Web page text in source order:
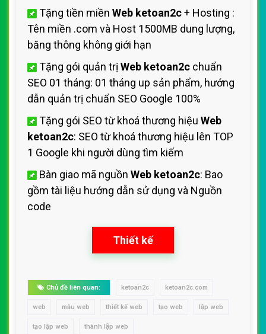
Tặng tiền miền Web ketoan2c+ Hosting :
Tên miền .com và Host 1500MB dung lượng,
băng thông không giới hạn
Tặng gói quản trị Web ketoan2c chuẩn
SEO 01 tháng: 01 tháng up sản phẩm, hướng
dẫn quản trị chuẩn SEO Google 100%
Tặng gói SEO từ khoá thương hiệu Web
ketoan2c: SEO từ khoá thương hiệu lên TOP
1 Google khi người dùng tìm kiếm
Bàn giao mã nguồn Web ketoan2c: Bao
gồm tài liệu hướng dẫn sử dụng và Nguồn
code
Thiết kế
Chủ đề liên quan: ketoan2c ketoan2c.com
web mẫu web thiết kế web tạo web lập web
tạo lập web thành lập web